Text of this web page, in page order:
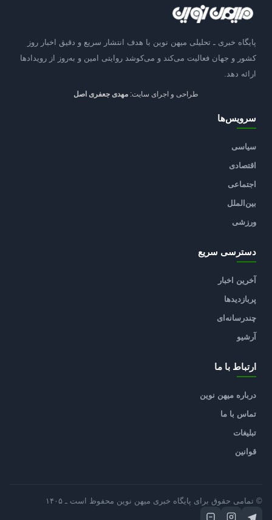
پایگاه خبری ـ تحلیلی میهن نوین با هدف انتشار سریع و دقیق اخبار روز
کشور و جهان فعالیت می‌کند و می‌کوشد روایتی امین و به‌روز از رویدادها
ارائه دهد.
طراحی و اجرای سایت: مهدی جعفری اصل
سرویس‌ها
سیاسی
اقتصادی
اجتماعی
بین‌الملل
ورزشی
دسترسی سریع
آخرین اخبار
پربازدیدها
چندرسانه‌ای
آرشیو
ارتباط با ما
درباره میهن نوین
تماس با ما
تبلیغات
قوانین
© تمامی حقوق برای پایگاه خبری میهن نوین محفوظ است ـ ۱۴۰۵